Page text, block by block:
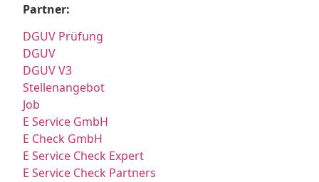
Partner:
DGUV Prüfung
DGUV
DGUV V3
Stellenangebot
Job
E Service GmbH
E Check GmbH
E Service Check Expert
E Service Check Partners